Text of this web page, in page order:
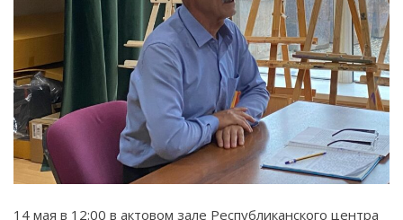
14 мая в 12:00 в актовом зале Республиканского центра